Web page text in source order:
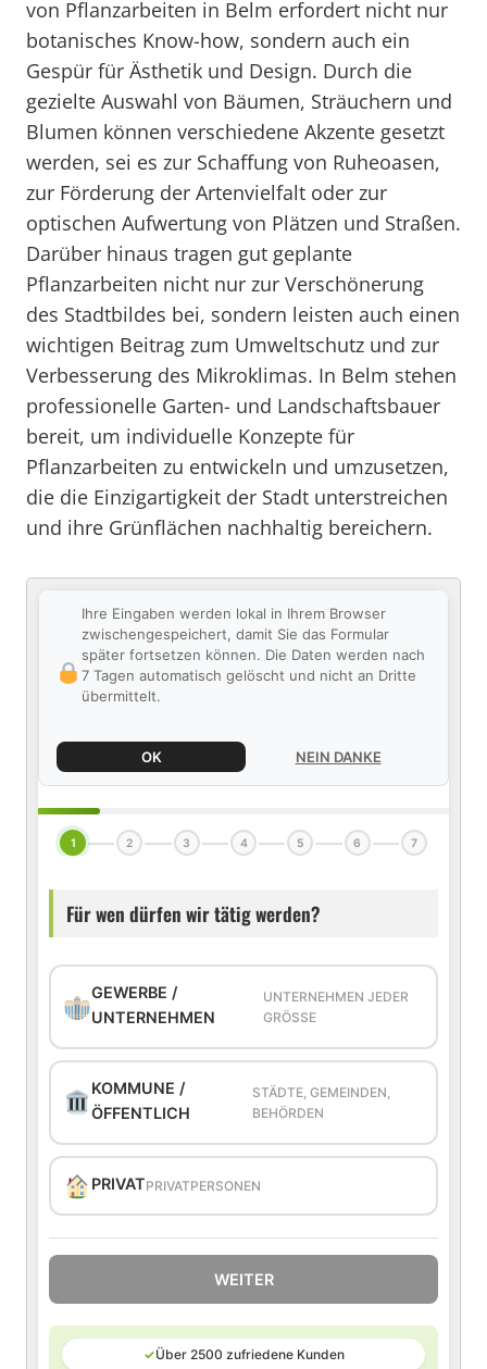
von Pflanzarbeiten in Belm erfordert nicht nur
botanisches Know-how, sondern auch ein
Gespür für Ästhetik und Design. Durch die
gezielte Auswahl von Bäumen, Sträuchern und
Blumen können verschiedene Akzente gesetzt
werden, sei es zur Schaffung von Ruheoasen,
zur Förderung der Artenvielfalt oder zur
optischen Aufwertung von Plätzen und Straßen.
Darüber hinaus tragen gut geplante
Pflanzarbeiten nicht nur zur Verschönerung
des Stadtbildes bei, sondern leisten auch einen
wichtigen Beitrag zum Umweltschutz und zur
Verbesserung des Mikroklimas. In Belm stehen
professionelle Garten- und Landschaftsbauer
bereit, um individuelle Konzepte für
Pflanzarbeiten zu entwickeln und umzusetzen,
die die Einzigartigkeit der Stadt unterstreichen
und ihre Grünflächen nachhaltig bereichern.
Ihre Eingaben werden lokal in Ihrem Browser
zwischengespeichert, damit Sie das Formular
später fortsetzen können. Die Daten werden nach
7 Tagen automatisch gelöscht und nicht an Dritte
übermittelt.
OK NEIN DANKE
1 2 3 4 5 6 7
Für wen dürfen wir tätig werden?
GEWERBE /
UNTERNEHMEN
UNTERNEHMEN JEDER
GRÖSSE
KOMMUNE /
ÖFFENTLICH
STÄDTE, GEMEINDEN,
BEHÖRDEN
PRIVATPRIVATPERSONEN
WEITER
✓Über 2500 zufriedene Kunden